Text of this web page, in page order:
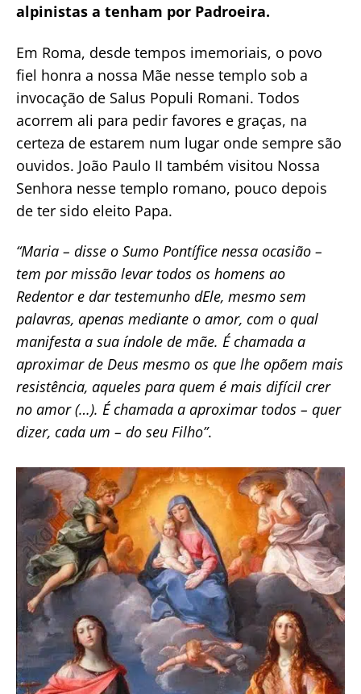
alpinistas a tenham por Padroeira.
Em Roma, desde tempos imemoriais, o povo
fiel honra a nossa Mãe nesse templo sob a
invocação de Salus Populi Romani. Todos
acorrem ali para pedir favores e graças, na
certeza de estarem num lugar onde sempre são
ouvidos. João Paulo II também visitou Nossa
Senhora nesse templo romano, pouco depois
de ter sido eleito Papa.
“Maria – disse o Sumo Pontífice nessa ocasião –
tem por missão levar todos os homens ao
Redentor e dar testemunho dEle, mesmo sem
palavras, apenas mediante o amor, com o qual
manifesta a sua índole de mãe. É chamada a
aproximar de Deus mesmo os que lhe opõem mais
resistência, aqueles para quem é mais difícil crer
no amor (…). É chamada a aproximar todos – quer
dizer, cada um – do seu Filho”.